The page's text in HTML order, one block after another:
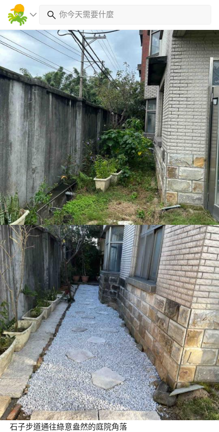
石子步道通往綠意盎然的庭院角落